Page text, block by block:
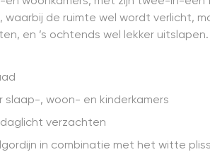
de ruimte wel wordt verlicht,
en ’s ochtends wel lekker
, woon- en kinderkamers
verzachten
in combinatie met het witte